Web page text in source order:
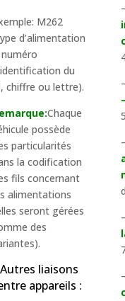
M262
d’alimentation
du
chiffre ou lettre).
Chaque
possède
particularités
la codification
fils concernant
alimentations
seront gérées
des
Autres liaisons
appareils :